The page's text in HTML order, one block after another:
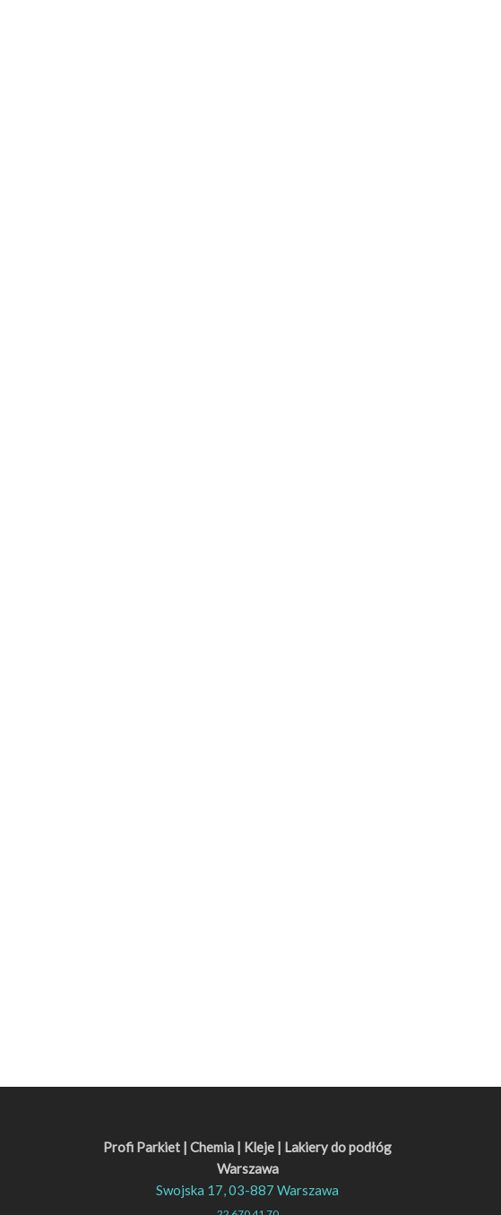
Profi Parkiet | Chemia | Kleje | Lakiery do podłóg
Warszawa
Swojska 17, 03-887 Warszawa